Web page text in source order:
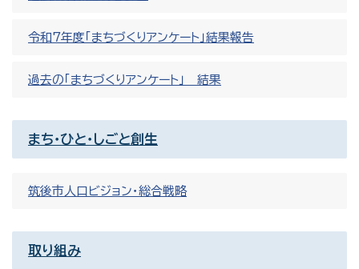
令和7年度「まちづくりアンケート」結果報告
過去の「まちづくりアンケート」 結果
まち・ひと・しごと創生
筑後市人口ビジョン・総合戦略
取り組み